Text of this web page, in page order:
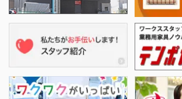
運営会社について